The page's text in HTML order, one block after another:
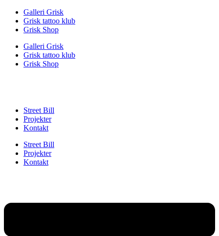
Videre
indhold
Galleri Grisk
Grisk tattoo klub
Grisk Shop
Galleri Grisk
Grisk tattoo klub
Grisk Shop
Street Bill
Projekter
Kontakt
Street Bill
Projekter
Kontakt